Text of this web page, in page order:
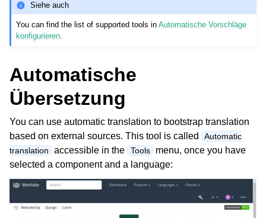
Siehe auch
You can find the list of supported tools inAutomatische Vorschläge
konfigurieren
Automatische
Übersetzung
You can use automatic translation to bootstrap translation
based on external sources. This tool is called
Automatic
translation
accessible in the Tools menu, once you have
selected a component and a language: